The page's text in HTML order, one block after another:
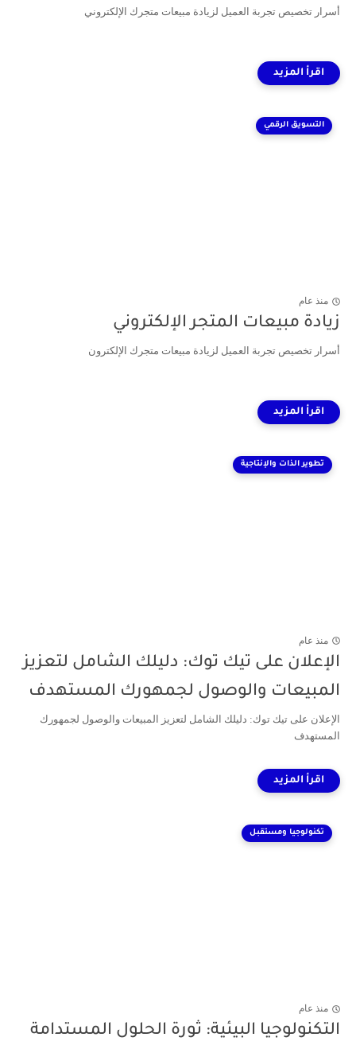
أسرار تخصيص تجربة العميل لزيادة مبيعات متجرك الإلكتروني
التسويق الرقمي
منذ عام
زيادة مبيعات المتجر الإلكتروني
أسرار تخصيص تجربة العميل لزيادة مبيعات متجرك الإلكترون
تطوير الذات والإنتاجية
منذ عام
الإعلان على تيك توك: دليلك الشامل لتعزيز
المبيعات والوصول لجمهورك المستهدف
الإعلان على تيك توك: دليلك الشامل لتعزيز المبيعات والوصول لجمهورك
المستهدف
تكنولوجيا ومستقبل
منذ عام
التكنولوجيا البيئية: ثورة الحلول المستدامة